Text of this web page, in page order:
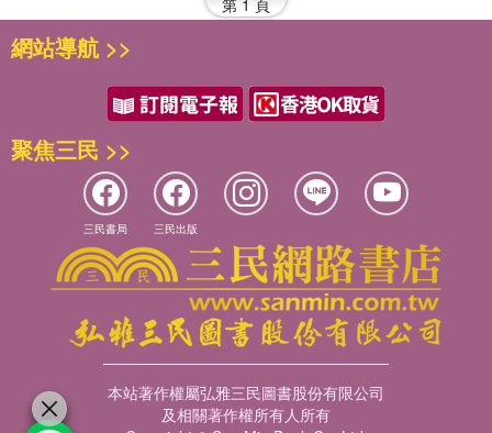
第 1 頁
網站導航 >>
聚焦三民 >>
三民書局 三民出版
本站著作權屬弘雅三民圖書股份有限公司
及相關著作權所有人所有